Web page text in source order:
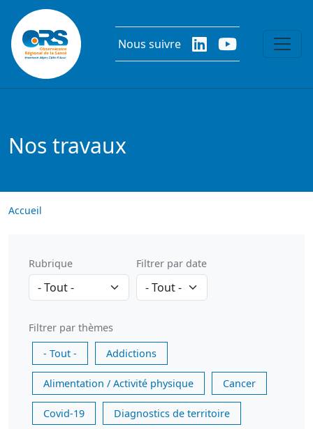
Aller au contenu principal
Nous suivre
Nos travaux
Accueil
Rubrique Filtrer par date
Filtrer par thèmes
- Tout -
Addictions
Alimentation / Activité physique Cancer
Covid-19 Diagnostics de territoire